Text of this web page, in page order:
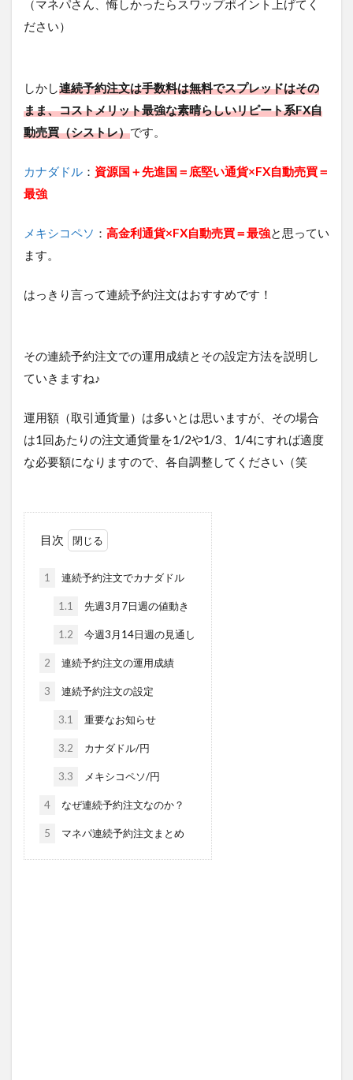
（マネパさん、悔しかったらスワップポイント上げてく
ださい）
しかし連続予約注文は手数料は無料でスプレッドはその
まま、コストメリット最強な素晴らしいリピート系FX自
動売買（シストレ）です。
カナダドル ： 資源国＋先進国＝底堅い通貨×FX自動売買＝
最強
メキシコペソ ： 高金利通貨×FX自動売買＝最強と思ってい
ます。
はっきり言って連続予約注文はおすすめです！
その連続予約注文での運用成績とその設定方法を説明し
ていきますね♪
運用額（取引通貨量）は多いとは思いますが、その場合
は1回あたりの注文通貨量を1/2や1/3、1/4にすれば適度
な必要額になりますので、各自調整してください（笑
目次
1 連続予約注文でカナダドル
1.1 先週3月7日週の値動き
1.2 今週3月14日週の見通し
2 連続予約注文の運用成績
3 連続予約注文の設定
3.1 重要なお知らせ
3.2 カナダドル/円
3.3 メキシコペソ/円
4 なぜ連続予約注文なのか？
5 マネパ連続予約注文まとめ